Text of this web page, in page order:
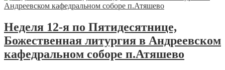
Неделя 12-я по Пятидесятнице,
Божественная литургия в Андреевском
кафедральном соборе п.Атяшево